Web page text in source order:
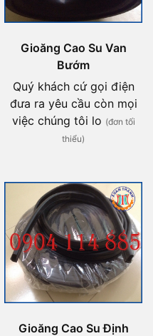
Gioăng Cao Su Van
Bướm
Quý khách cứ gọi điện
đưa ra yêu cầu còn mọi
việc chúng tôi lo (đơn tối
thiểu)
Gioăng Cao Su Định